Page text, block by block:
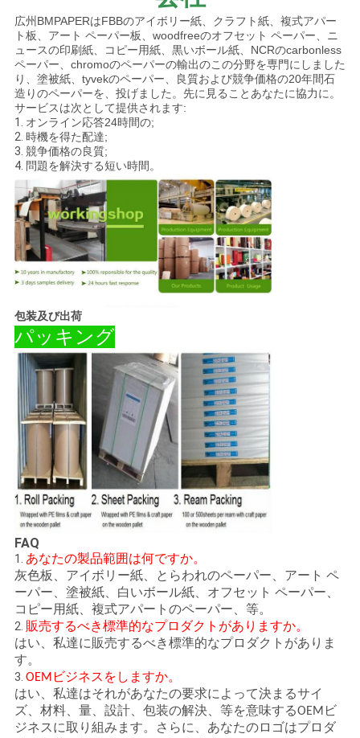
広州BMPAPERはFBBのアイボリー紙、クラフト紙、複式アパー
ト板、アート ペーパー板、woodfreeのオフセット ペーパー、ニ
ュースの印刷紙、コピー用紙、黒いボール紙、NCRのcarbonless
ペーパー、chromoのペーパーの輸出のこの分野を専門にしました
り、塗被紙、tyvekのペーパー、良質および競争価格の20年間石
造りのペーパーを、投げました。先に見ることあなたに協力に。
サービスは次として提供されます:
1. オンライン応答24時間の;
2. 時機を得た配達;
3. 競争価格の良質;
4. 問題を解決する短い時間。
包装及び出荷
パッキング
FAQ
1. あなたの製品範囲は何ですか。
灰色板、
アイボリー紙、とらわれのペーパー、アート ペ
ーパー、塗被紙、白いボール紙、オフセット ペーパー、
コピー用紙、複式アパートのペーパー、等。
2. 販売するべき標準的なプロダクトがありますか。
はい、私達に販売するべき標準的なプロダクトがありま
す。
3. OEMビジネスをしますか。
はい、私達はそれがあなたの要求によって決まるサイ
ズ、材料、量、設計、包装の解決、等を意味するOEMビ
ジネスに取り組みます。さらに、あなたのロゴはプロダ